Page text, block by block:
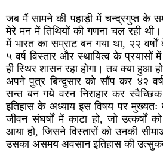
जब मैं सामने की पहाड़ी में चन्द्रगुप्त के
मेरे मन में तिथियों की गणना चल रही
में भारत का सम्राट बन गया था, २२
५ वर्ष विस्तार और स्थायित्व के प्रयासों
ही स्थिर शासन रहा होगा। तब क्या हुआ
अपने पुत्र बिन्दुसार को सौंप कर ४२
सन्त बन गये वरन निराहार कर
इतिहास के अध्याय इस विषय पर मुख्यतः
जीवन संघर्षों में काटा हो, जो उत्कर्षों
आया हो, जिसने विस्तारों को उनकी
उसका असमय अवसान इतिहास की